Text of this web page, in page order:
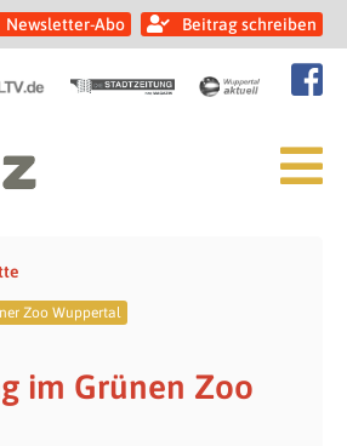
Newsletter-Abo Beitrag schreiben
Zoo Wuppertal
im Grünen Zoo